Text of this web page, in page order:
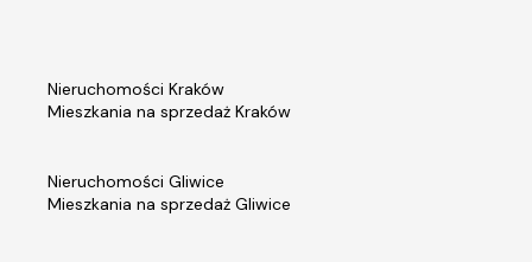
Nieruchomości Kraków
Mieszkania na sprzedaż Kraków
Nieruchomości Gliwice
Mieszkania na sprzedaż Gliwice